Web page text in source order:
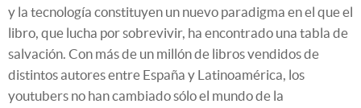
y la tecnología constituyen un nuevo paradigma en el que el
libro, que lucha por sobrevivir, ha encontrado una tabla de
salvación. Con más de un millón de libros vendidos de
distintos autores entre España y Latinoamérica, los
youtubers no han cambiado sólo el mundo de la